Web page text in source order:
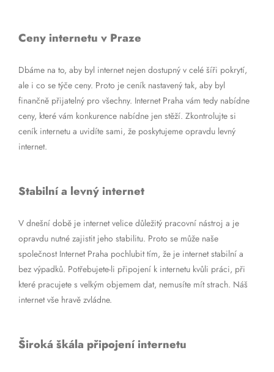
Ceny internetu v Praze
Dbáme na to, aby byl internet nejen dostupný v celé šíři pokrytí,
ale i co se týče ceny. Proto je ceník nastavený tak, aby byl
finančně přijatelný pro všechny. Internet Praha vám tedy nabídne
ceny, které vám konkurence nabídne jen stěží. Zkontrolujte si
ceník internetu a uvidíte sami, že poskytujeme opravdu levný
internet.
Stabilní a levný internet
V dnešní době je internet velice důležitý pracovní nástroj a je
opravdu nutné zajistit jeho stabilitu. Proto se může naše
společnost Internet Praha pochlubit tím, že je internet stabilní a
bez výpadků. Potřebujete-li připojení k internetu kvůli práci, při
které pracujete s velkým objemem dat, nemusíte mít strach. Náš
internet vše hravě zvládne.
Široká škála připojení internetu